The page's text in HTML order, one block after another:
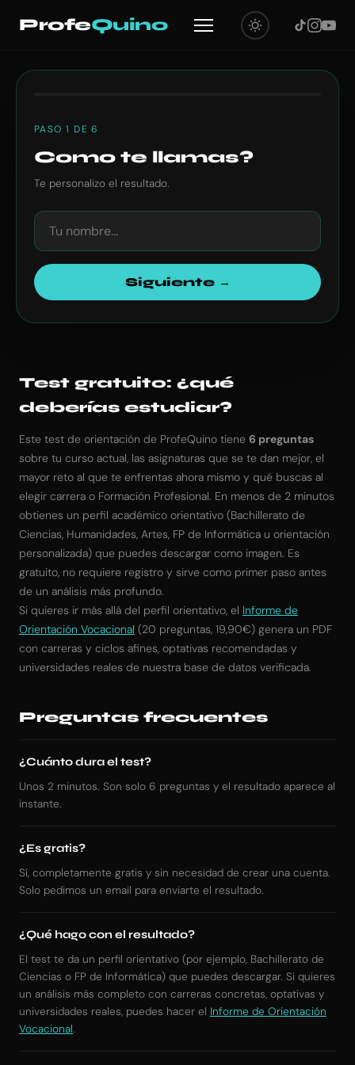
Test
de
académica
ProfeQuino
ProfeQuino
PASO 1 DE 6
Como te llamas?
Te personalizo el resultado.
Siguiente →
Test gratuito: ¿qué
deberías estudiar?
Este test de orientación de ProfeQuino tiene 6 preguntas
sobre tu curso actual, las asignaturas que se te dan mejor, el
mayor reto al que te enfrentas ahora mismo y qué buscas al
elegir carrera o Formación Profesional. En menos de 2 minutos
obtienes un perfil académico orientativo (Bachillerato de
Ciencias, Humanidades, Artes, FP de Informática u orientación
personalizada) que puedes descargar como imagen. Es
gratuito, no requiere registro y sirve como primer paso antes
de un análisis más profundo.
Si quieres ir más allá del perfil orientativo, el Informe de
Orientación Vocacional (20 preguntas, 19,90€) genera un PDF
con carreras y ciclos afines, optativas recomendadas y
universidades reales de nuestra base de datos verificada.
Preguntas frecuentes
¿Cuánto dura el test?
Unos 2 minutos. Son solo 6 preguntas y el resultado aparece al
instante.
¿Es gratis?
Sí, completamente gratis y sin necesidad de crear una cuenta.
Solo pedimos un email para enviarte el resultado.
¿Qué hago con el resultado?
El test te da un perfil orientativo (por ejemplo, Bachillerato de
Ciencias o FP de Informática) que puedes descargar. Si quieres
un análisis más completo con carreras concretas, optativas y
universidades reales, puedes hacer el Informe de Orientación
Vocacional.